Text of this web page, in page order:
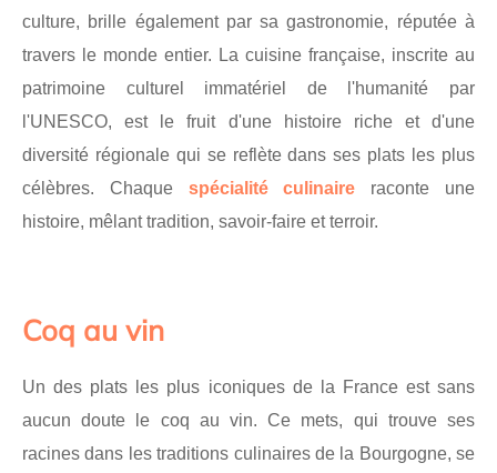
culture, brille également par sa gastronomie, réputée à
travers le monde entier. La cuisine française, inscrite au
patrimoine culturel immatériel de l'humanité par
l'UNESCO, est le fruit d'une histoire riche et d'une
diversité régionale qui se reflète dans ses plats les plus
célèbres. Chaque spécialité culinaire raconte une
histoire, mêlant tradition, savoir-faire et terroir.
Coq au vin
Un des plats les plus iconiques de la France est sans
aucun doute le coq au vin. Ce mets, qui trouve ses
racines dans les traditions culinaires de la Bourgogne, se